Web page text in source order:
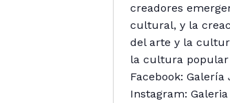
creadores
cultural, y la
del arte y la
la cultura popular
Facebook: Galería
Instagram: